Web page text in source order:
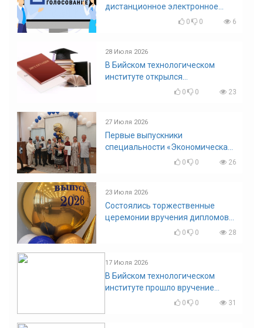
дистанционное электронное
голосование на выборы!
0 0 6
28 Июля 2026
В Бийском технологическом
институте открылся
диссертационный совет!
0 0 23
27 Июля 2026
Первые выпускники
специальности «Экономическая
0 0 26
23 Июля 2026
Состоялись торжественные
церемонии вручения дипломов
0 0 28
17 Июля 2026
В Бийском технологическом
институте прошло вручение
0 0 31